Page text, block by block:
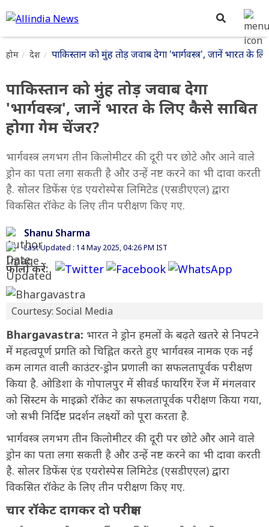
होम देश पाकिस्तान को मुंह तोड़ जवाब देगा 'भार्गवस्त्र', जानें भारत के
पाकिस्तान को मुंह तोड़ जवाब देगा
'भार्गवस्त्र', जानें भारत के लिए कैसे साबित
होगा गेम चेंजर?
भार्गवस्त्र लगभग तीन किलोमीटर की दूरी पर छोटे और आने वाले
ड्रोन का पता लगा सकती है और उन्हें नष्ट करने का भी दावा करती
है. सोलर डिफेंस एंड एयरोस्पेस लिमिटेड (एसडीएएल) द्वारा
विकसित रॉकेट के लिए तीन परीक्षण किए गए.
Shanu Sharma
Last Updated : 14 May 2025, 04:26 PM IST
फॉलो करें:
Courtesy: Social Media
Bhargavastra: भारत ने ड्रोन हमलों के बढ़ते खतरे से निपटने
में महत्वपूर्ण प्रगति को चिह्नित करते हुए भार्गवस्त्र नामक एक नई
कम लागत वाली काउंटर-ड्रोन प्रणाली का सफलतापूर्वक परीक्षण
किया है. ओडिशा के गोपालपुर में सीवर्ड फायरिंग रेंज में मंगलवार
को सिस्टम के माइक्रो रॉकेट का सफलतापूर्वक परीक्षण किया गया,
जो सभी निर्दिष्ट प्रदर्शन लक्ष्यों को पूरा करता है.
भार्गवस्त्र लगभग तीन किलोमीटर की दूरी पर छोटे और आने वाले
ड्रोन का पता लगा सकती है और उन्हें नष्ट करने का भी दावा करती
है. सोलर डिफेंस एंड एयरोस्पेस लिमिटेड (एसडीएएल) द्वारा
विकसित रॉकेट के लिए तीन परीक्षण किए गए.
चार रॉकेट दागकर दो परीक्षण